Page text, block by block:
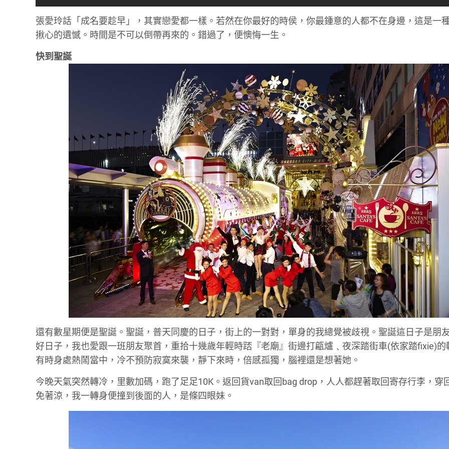
張愛玲話「成名要趁早」，其實戀愛都一樣。若然在你最好的時侯，你最鍾意的人都不在身邊，這是一
揪心的遺憾。時間是不可以倒帶再來的。錯過了，便懊悔一生。
快到聖誕
還有數星期便是聖誕。聖誕，普天同慶的日子，街上的一對對，單身的我總覺被歧視。聖誕這日子是朋
好日子，我也愛跟一班朋友聚首，重拾十幾歲年輕時踎『老廟』街邊打甂爐﹑夜深踏街車(依家踏fixie)的
有時身處熱鬧當中，冷不預防寂寞來襲，靜下來時，倍感孤獨，腦裡還是想著她。
今晚天氣突然轉冷，里數加碼，跑了足足10K。返回貨van取回bag drop，人人都趕著取回寄存行李，穿
免著涼，我一轉身便撞到後面的人，是條四眼妹。